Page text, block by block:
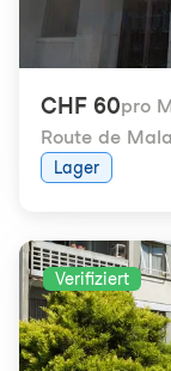
CHF 60pro
Route de
Lager
Verifiziert